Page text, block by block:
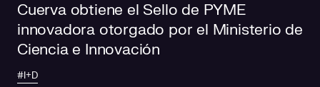
Cuerva obtiene el Sello de PYME
innovadora otorgado por el Ministerio de
Ciencia e Innovación
#I+D